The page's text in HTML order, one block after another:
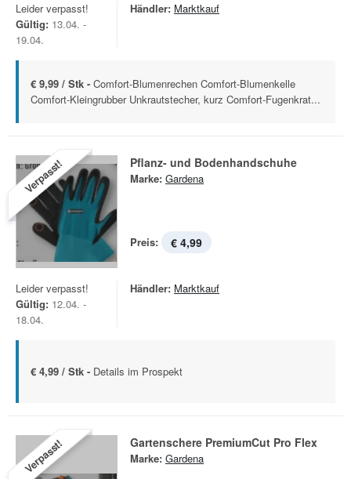
Leider verpasst!
Gültig: 13.04. -
19.04.
Händler: Marktkauf
€ 9,99 / Stk - Comfort-Blumenrechen Comfort-Blumenkelle
Comfort-Kleingrubber Unkrautstecher, kurz Comfort-Fugenkrat...
Verpasst! Pflanz- und Bodenhandschuhe
Marke: Gardena
Preis: € 4,99
Leider verpasst!
Gültig: 12.04. -
18.04.
Händler: Marktkauf
€ 4,99 / Stk - Details im Prospekt
Verpasst! Gartenschere PremiumCut Pro Flex
Marke: Gardena